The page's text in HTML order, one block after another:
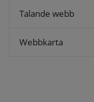
Talande webb
Webbkarta